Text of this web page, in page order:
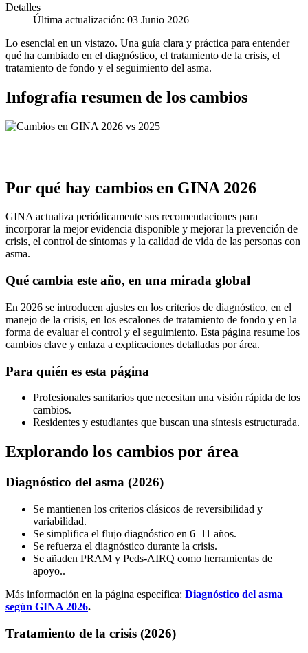
Detalles
Última actualización: 03 Junio 2026
Lo esencial en un vistazo. Una guía clara y práctica para entender
qué ha cambiado en el diagnóstico, el tratamiento de la crisis, el
tratamiento de fondo y el seguimiento del asma.
Infografía resumen de los cambios
Por qué hay cambios en GINA 2026
GINA actualiza periódicamente sus recomendaciones para
incorporar la mejor evidencia disponible y mejorar la prevención de
crisis, el control de síntomas y la calidad de vida de las personas con
asma.
Qué cambia este año, en una mirada global
En 2026 se introducen ajustes en los criterios de diagnóstico, en el
manejo de la crisis, en los escalones de tratamiento de fondo y en la
forma de evaluar el control y el seguimiento. Esta página resume los
cambios clave y enlaza a explicaciones detalladas por área.
Para quién es esta página
Profesionales sanitarios que necesitan una visión rápida de los
cambios.
Residentes y estudiantes que buscan una síntesis estructurada.
Explorando los cambios por área
Diagnóstico del asma (2026)
Se mantienen los criterios clásicos de reversibilidad y
variabilidad.
Se simplifica el flujo diagnóstico en 6–11 años.
Se refuerza el diagnóstico durante la crisis.
Se añaden PRAM y Peds-AIRQ como herramientas de
apoyo..
Más información en la página específica: Diagnóstico del asma
según GINA 2026.
Tratamiento de la crisis (2026)